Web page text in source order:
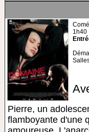
1h40
Pierre, un
flamboyante d'une